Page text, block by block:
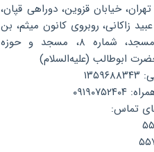
خیابان قزوین، دوراهی قپان،
زاکانی، روبروی کانون میثم، بن
بست مسجد، شماره ۸، مسجد و حوزه
ابوطالب (علیه‌السلام)
تماس: